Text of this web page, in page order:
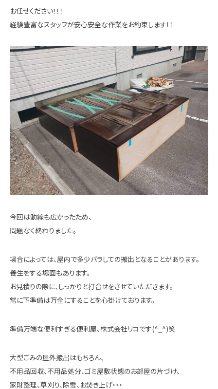
お任せください！！！
経験豊富なスタッフが安心安全な作業をお約束します！！
今回は動線も広かったため、
問題なく終わりました。
場合によっては、屋内で多少バラしての搬出となることがあります。
養生をする場面もあります。
お見積りの際に、しっかりと打合せをさせていただきます。
常に下準備は万全にすることを心掛けております。
準備万端な便利すぎる便利屋、株式会社リコです(^_^)笑
大型ごみの屋外搬出はもちろん、
不用品回収、不用品処分、ゴミ屋敷状態のお部屋の片づけ、
家財整理、草刈り、除雪、お焚き上げ・・・